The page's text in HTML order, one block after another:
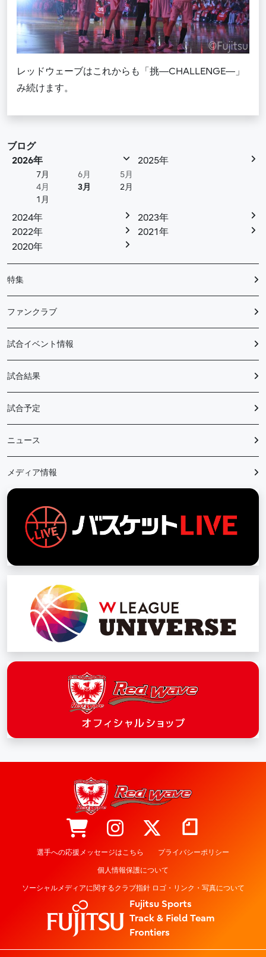
レッドウェーブはこれからも「挑―CHALLENGE―」
み続けます。
ブログ
2026年
7月 6月
5月
4月
3月
2月
1月
2025年
2024年
2023年
2022年
2021年
2020年
特集
ファンクラブ
試合イベント情報
試合結果
試合予定
ニュース
メディア情報
選手への応援メッセージはこちら プライバシーポリシー
個人情報保護について
ソーシャルメディアに関するクラブ指針 ロゴ・リンク・写真について
Fujitsu Sports
Track & Field Team
Frontiers